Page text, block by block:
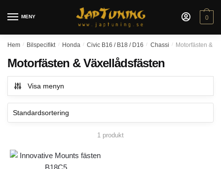
MENY 0
Hem / Bilspecifikt / Honda / Civic B16 / B18 / D16 / Chassi / Motorfästen &
Motorfästen & Växellådsfästen
Visa menyn
1 produkt